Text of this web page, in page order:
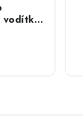
vodítko